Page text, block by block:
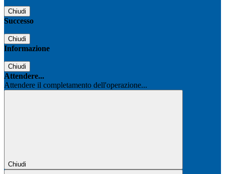
Chiudi
Successo
Chiudi
Informazione
Chiudi
Attendere...
Attendere il completamento dell'operazione...
Chiudi